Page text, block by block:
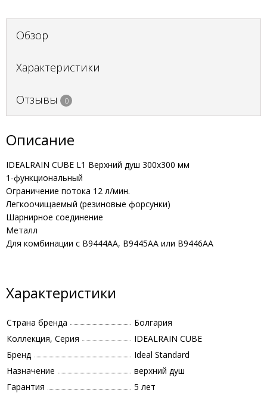
Обзор
Характеристики
Отзывы 0
Описание
IDEALRAIN CUBE L1 Верхний душ 300x300 мм
1-функциональный
Ограничение потока 12 л/мин.
Легкоочищаемый (резиновые форсунки)
Шарнирное соединение
Металл
Для комбинации с B9444AA, B9445AA или B9446AA
Характеристики
Страна бренда
Болгария
Коллекция, Серия
IDEALRAIN CUBE
Бренд
Ideal Standard
Назначение
верхний душ
Гарантия
5 лет